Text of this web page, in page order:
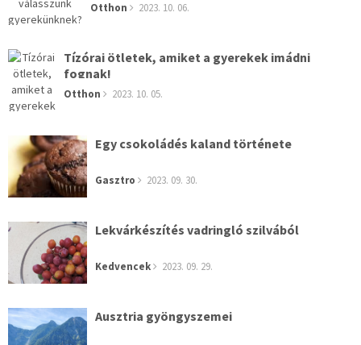
Otthon 2023. 10. 06.
Tízórai ötletek, amiket a gyerekek imádni
fognak!
Otthon 2023. 10. 05.
Egy csokoládés kaland története
Gasztro 2023. 09. 30.
Lekvárkészítés vadringló szilvából
Kedvencek 2023. 09. 29.
Ausztria gyöngyszemei